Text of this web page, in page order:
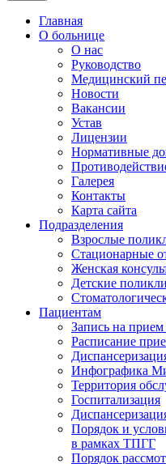
Главная
О больнице
О нас
Руководство
Медицинский
Новости
Вакансии
Устав
Лицензии
Нормативные
Галерея
Контакты
Карта сайта
Подразделения
Взрослые
Стационарные
Женская
Детские
Пациентам
Запись на прием
Расписание
Инфографика
Территория
Госпитализация
Порядок и
в рамках ТПГГ
Порядок